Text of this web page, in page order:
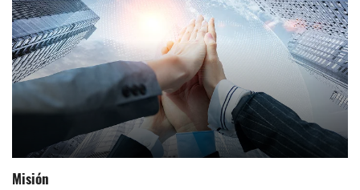
Misión